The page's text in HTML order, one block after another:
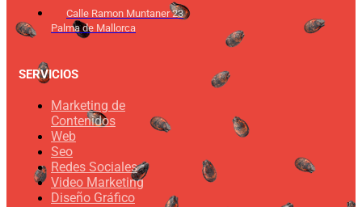
Calle Ramon Muntaner 23
Palma de Mallorca
SERVICIOS
Marketing de
Contenidos
Web
Seo
Redes Sociales
Video Marketing
Diseño Gráfico